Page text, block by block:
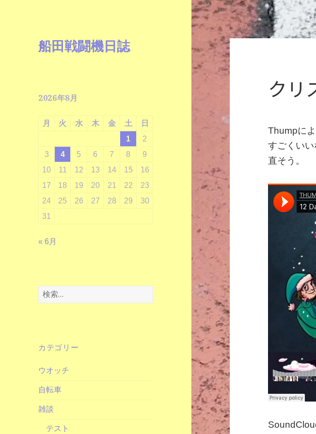
船田戦闘機日誌
2026年8月
月 火 水 木 金 土
日
1
2
3
4 5 6 7 8
9
10
11 12 13 14 15
16
17
18 19 20 21 22
23
24
25 26 27 28 29
30
31
« 6月
検
索:
カテゴリー
ウオッチ
自転車
雑談
テスト
クリ
Thumpに
すごくい
直そう。